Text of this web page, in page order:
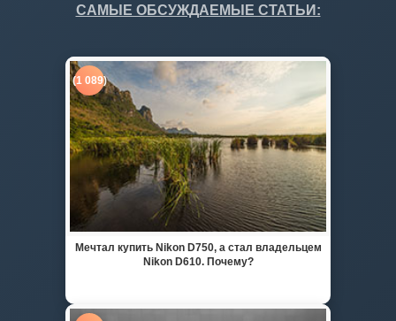
САМЫЕ ОБСУЖДАЕМЫЕ СТАТЬИ:
(1 089)
Мечтал купить Nikon D750, а стал владельцем
Nikon D610. Почему?